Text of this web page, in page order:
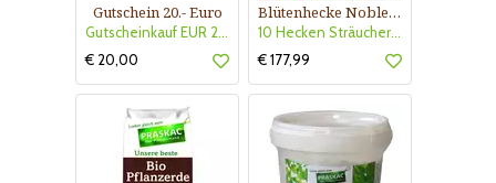
Gutschein 20.- Euro
Gutscheinkauf EUR 20.-
€ 20,00
Blütenhecke Nobless-Kollektion Nr. 402
10 Hecken Sträucher - für 10 lfm Blütenhecke - Blühend März - Oktober
€ 177,99